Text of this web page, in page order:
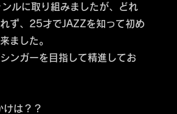
ルに取り組みましたが、どれ
ず、25才でJAZZを知って初め
ました。
ンガーを目指して精進してお
は？？